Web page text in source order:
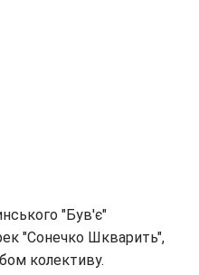
"Був'є"
"Сонечко Шкварить",
колективу.